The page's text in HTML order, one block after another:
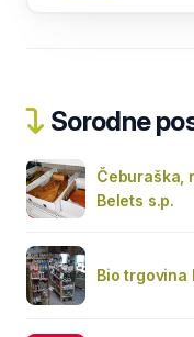
Sorodne
Čeburaška,
Belets s.p.
Bio trgovina